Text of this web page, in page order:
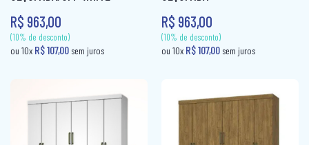
PANELEIRO
PANELEIRO AÇO
TORRE QUENTE
CAMA BOX SOLTEIRO
CAMA CASAL
CAMA QUEEN
CAMA SOLTEIRO
R$ 963,00 R$ 963,00